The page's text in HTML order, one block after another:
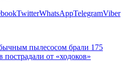
TwitterWhatsAppTelegramViber
пылесосом брали 175
от «ходоков»